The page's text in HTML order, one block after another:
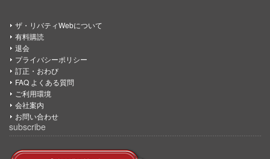
ザ・リバティWebについて
有料購読
退会
プライバシーポリシー
訂正・おわび
FAQ よくある質問
ご利用環境
会社案内
お問い合わせ
subscribe